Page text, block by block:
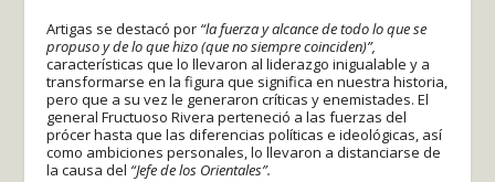
Artigas se destacó por “la fuerza y alcance de todo lo que se
propuso y de lo que hizo (que no siempre coinciden)”,
características que lo llevaron al liderazgo inigualable y a
transformarse en la figura que significa en nuestra historia,
pero que a su vez le generaron críticas y enemistades. El
general Fructuoso Rivera perteneció a las fuerzas del
prócer hasta que las diferencias políticas e ideológicas, así
como ambiciones personales, lo llevaron a distanciarse de
la causa del “Jefe de los Orientales”.